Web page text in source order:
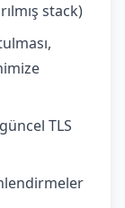
stack)
TLS